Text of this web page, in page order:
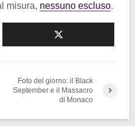
misura, nessuno escluso.
Foto del giorno: il Black
September e il Massacro
di Monaco